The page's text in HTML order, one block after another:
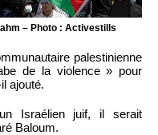
– Photo : Activestills
palestinienne
de la violence » pour
ajouté.
Israélien juif, il serait
Baloum.